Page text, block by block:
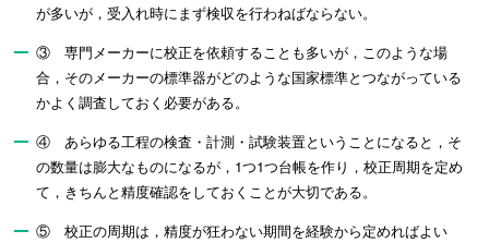
が多いが，受入れ時にまず検収を行わねばならない。
③ 専門メーカーに校正を依頼することも多いが，このような場
合，そのメーカーの標準器がどのような国家標準とつながっている
かよく調査しておく必要がある。
④ あらゆる工程の検査・計測・試験装置ということになると，そ
の数量は膨大なものになるが，1つ1つ台帳を作り，校正周期を定め
て，きちんと精度確認をしておくことが大切である。
⑤ 校正の周期は，精度が狂わない期間を経験から定めればよい